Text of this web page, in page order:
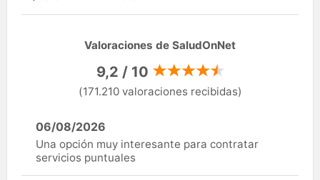
Valoraciones de SaludOnNet
9,2 / 10
(171.210 valoraciones recibidas)
06/08/2026
Una opción muy interesante para contratar
servicios puntuales